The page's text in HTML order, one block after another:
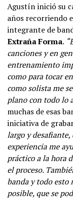
Agustín inició su
años recorriendo
integrante de
Extraña Forma.
canciones y en
entrenamiento
como para tocar
como solista me
plano con todo lo
muchas de esas
iniciativa de
largo y desafiante,
experiencia me
práctico a la hora
el proceso.
banda y todo esto
posible, que se